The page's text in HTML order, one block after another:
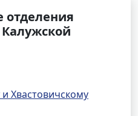
отделения
Хвастовичскому